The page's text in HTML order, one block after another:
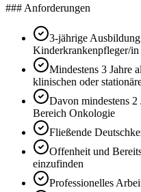
### Anforderungen
3-jährige
Kinderkrankenpfleger/
Mindestens 3 Jahre
klinischen oder
Davon mindestens
Bereich Onkologie
Fließende
Offenheit und
einzufinden
Professionelles